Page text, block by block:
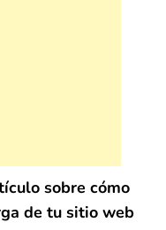
sobre cómo
de tu sitio web